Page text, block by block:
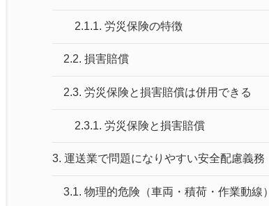
2.1.1. 労災保険の特徴
2.2. 損害賠償
2.3. 労災保険と損害賠償は併用できる
2.3.1. 労災保険と損害賠償
3. 運送業で問題になりやすい安全配慮義務
3.1. 物理的危険（車両・積荷・作業動線）